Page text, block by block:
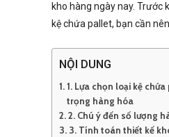
kho hàng ngày nay. Trước
kệ chứa pallet, bạn cần
NỘI DUNG
1. Lựa chọn loại kệ
trọng hàng hóa
2. Chú ý đến số lượng
3. Tính toán thiết kế